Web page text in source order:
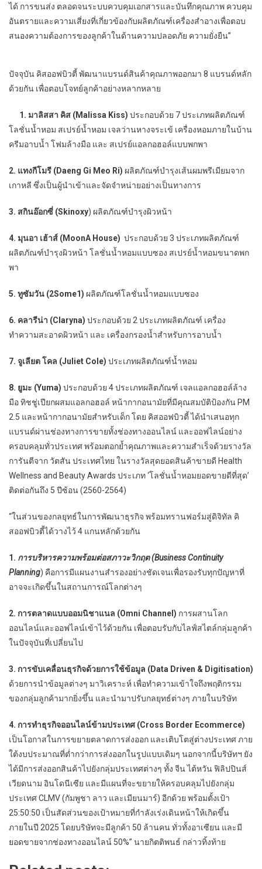
ได้ การขนส่ง ตลอดจนระบบควบคุมเอกสารและบันทึกคุณภาพ ควบคุม
อันตรายและความเสี่ยงที่เกี่ยวข้องกับผลิตภัณฑ์เครื่องสำอางเพื่อตอบ
สนองความต้องการของลูกค้าในด้านความปลอดภัย ความยั่งยืน”
ปัจจุบัน คิสออฟบิวตี้ พัฒนาแบรนด์สินค้าคุณภาพออกมา 8 แบรนด์หลัก
ด้วยกัน เพื่อตอบโจทย์ลูกค้าอย่างหลากหลาย
1. มาลิสสา คิส (Malissa Kiss) ประกอบด้วย 7 ประเภทผลิตภัณฑ์
โลชั่นน้ำหอม สเปรย์น้ำหอม เจลว่านหางจระเข้ เครื่องหอมภายในบ้าน
ครีมอาบน้ำ โฟมล้างมือ และ สเปรย์แอลกอฮอล์แบบพกพา
2. แทงกีโมรี (Daeng Gi Meo Ri) ผลิตภัณฑ์บำรุงเส้นผมพรีเมียมจาก
เกาหลี ซึ่งเป็นผู้นำเข้าและจัดจำหน่ายอย่างเป็นทางการ
3. สกินอ๊อกซี่ (Skinoxy) ผลิตภัณฑ์บำรุงผิวหน้า
4. มุนอา เฮ้าส์ (MoonA House) ประกอบด้วย 3 ประเภทผลิตภัณฑ์
ผลิตภัณฑ์บำรุงผิวหน้า โลชั่นน้ำหอมแบบซอง สเปรย์น้ำหอมขนาดพก
พา
5. ทูซัมวัน (2Some1) ผลิตภัณฑ์โลชั่นน้ำหอมแบบซอง
6. คลารีน่า (Claryna) ประกอบด้วย 2 ประเภทผลิตภัณฑ์ เครื่อง
ทำความสะอาดผิวหน้า และ เครื่องกรองน้ำสำหรับการอาบน้ำ
7. จูเลียต โคล (Juliet Cole) ประเภทผลิตภัณฑ์น้ำหอม
8. ยูมะ (Yuma) ประกอบด้วย 4 ประเภทผลิตภัณฑ์ เจลแอลกอฮอล์ล้าง
มือ ทิชชู่เปียกผสมแอลกอฮอล์ หน้ากากอนามัยที่มีคุณสมบัติป้องกัน PM
2.5 และหน้ากากอนามัยสำหรับเด็ก โดย คิสออฟบิวตี้ ได้นำเสนอทุก
แบรนด์ผ่านช่องทางการขายทั้งช่องทางออนไลน์ และออฟไลน์อย่าง
ครอบคลุมทั่วประเทศ พร้อมตอกย้ำคุณภาพและความสำเร็จด้วยรางวัล
การันตีจาก วัตสัน ประเทศไทย ในรางวัลสุดยอดสินค้าขายดี Health
Wellness and Beauty Awards ประเภท ‘โลชั่นน้ำหอมยอดขายดีที่สุด’
ติดต่อกันถึง 5 ปีซ้อน (2560-2564)
“ในส่วนของกลยุทธ์ในการพัฒนาธุรกิจ พร้อมทรานฟอร์มสู่ดิจิทัล คิ
สออฟบิวตี้ได้วางไว้ 4 แกนหลักด้วยกัน
1. การบริหารความพร้อมต่อสภาวะวิกฤต (Business Continuity
Planning) คือการมีแผนงานสำรองอย่างชัดเจนเพื่อรองรับทุกปัญหาที่
อาจจะเกิดขึ้นในสถานการณ์โลกต่างๆ
2. การตลาดแบบออมนิชาแนล (Omni Channel) การผสานโลก
ออนไลน์และออฟไลน์เข้าไว้ด้วยกัน เพื่อตอบรับกับไลฟ์สไตล์กลุ่มลูกค้า
ในปัจจุบันที่เปลี่ยนไป
3. การขับเคลื่อนธุรกิจด้วยการใช้ข้อมูล (Data Driven & Digitisation)
ด้วยการนำข้อมูลต่างๆ มาวิเคราะห์ เพื่อทำความเข้าใจถึงพฤติกรรม
ของกลุ่มลูกค้ามากยิ่งขึ้น และนำมาปรับกลยุทธ์ต่างๆ ภายในบริษัท
4. การทำธุรกิจออนไลน์ข้ามประเทศ (Cross Border Ecommerce)
เป็นโอกาสในการขยายตลาดการส่งออก และเติบโตสู่ต่างประเทศ ภาย
ใต้งบประมาณที่ต่ำกว่าการส่งออกในรูปแบบเดิมๆ นอกจากนี้บริษัทฯ ยัง
ได้มีการส่งออกสินค้าไปยังกลุ่มประเทศต่างๆ ทั้ง จีน ไต้หวัน ฟิลิปปินส์
เวียดนาม อินโดนีเซีย และมีแผนที่จะขยายให้ครอบคลุมไปยังกลุ่ม
ประเทศ CLMV (กัมพูชา ลาว และเมียนมาร์) อีกด้วย พร้อมตั้งเป้า
25:50:50 เป็นสัดส่วนของเป้าหมายที่กำลังเร่งเดินหน้าให้เกิดขึ้น
ภายในปี 2025 โดยบริษัทจะมีลูกค้า 50 ล้านคน ทั่วทั้งอาเซียน และมี
ยอดขายจากช่องทางออนไลน์ 50%” นายกิตติพนธ์ กล่าวทิ้งท้าย